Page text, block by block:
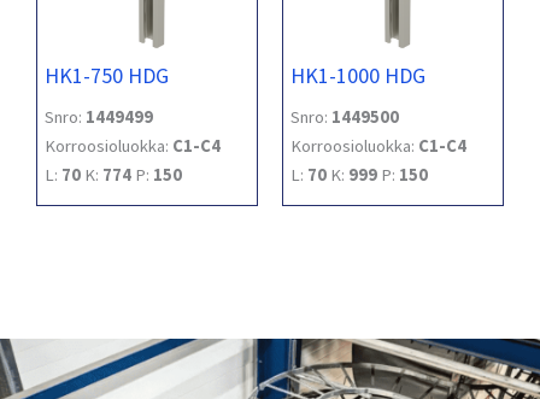
HK1-750 HDG
Snro: 1449499
Korroosioluokka: C1-C4
L: 70 K: 774 P: 150
HK1-1000 HDG
Snro: 1449500
Korroosioluokka: C1-C4
L: 70 K: 999 P: 150